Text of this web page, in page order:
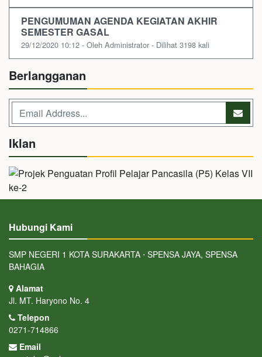
PENGUMUMAN AGENDA KEGIATAN AKHIR
SEMESTER GASAL
29/12/2020 10:12 - Oleh Administrator - Dilihat 3198 kali
Berlangganan
Iklan
Hubungi Kami
SMP NEGERI 1 KOTA SURAKARTA ⋅ SPENSA JAYA, SPENSA
BAHAGIA
Alamat
Jl. MT. Haryono No. 4
Telepon
0271-714866
Email